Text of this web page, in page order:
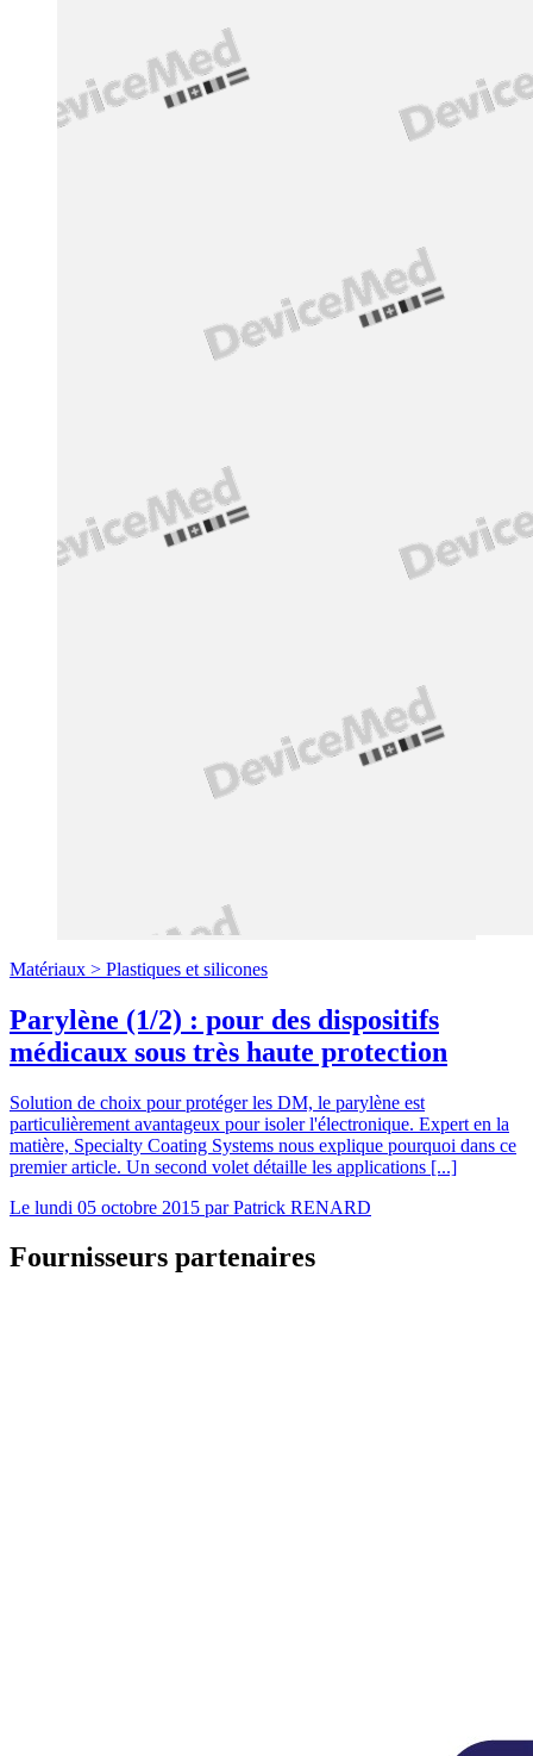
Matériaux > Plastiques et silicones
Parylène (1/2) : pour des dispositifs
médicaux sous très haute protection
Solution de choix pour protéger les DM, le parylène est
particulièrement avantageux pour isoler l'électronique. Expert en la
matière, Specialty Coating Systems nous explique pourquoi dans ce
premier article. Un second volet détaille les applications [...]
Le lundi 05 octobre 2015 parPatrick RENARD
Fournisseurs partenaires